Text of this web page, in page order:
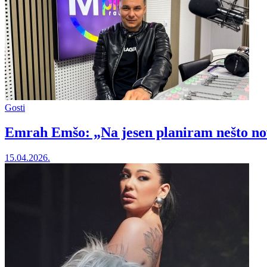
Gosti
Emrah Emšo: „Na jesen planiram nešto
15.04.2026.